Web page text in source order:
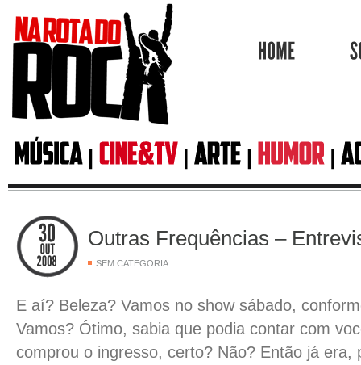
Outras Frequências –
SEM CATEGORIA
E aí? Beleza? Vamos no show sábado,
Vamos? Ótimo, sabia que podia contar com
comprou o ingresso, certo? Não? Então já era,